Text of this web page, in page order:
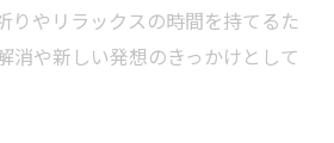
りやリラックスの時間を持てるた
消や新しい発想のきっかけとして